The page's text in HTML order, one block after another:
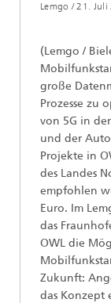
Lemgo / 21. Juli
(Lemgo /
große
Prozesse zu
von 5G in
und der
Projekte in
des Landes
empfohlen
Euro. Im
das
OWL die
Zukunft:
das Konzept